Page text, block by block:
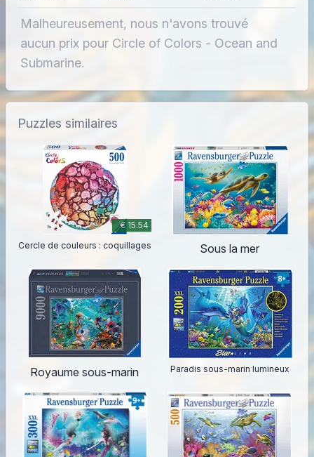
Malheureusement, nous n'avons trouvé
aucun prix pour Circle of Colors - Ocean and
Submarine.
Puzzles similaires
€ 15.54
Cercle de couleurs : coquillages
Sous la mer
Royaume sous-marin Paradis sous-marin lumineux